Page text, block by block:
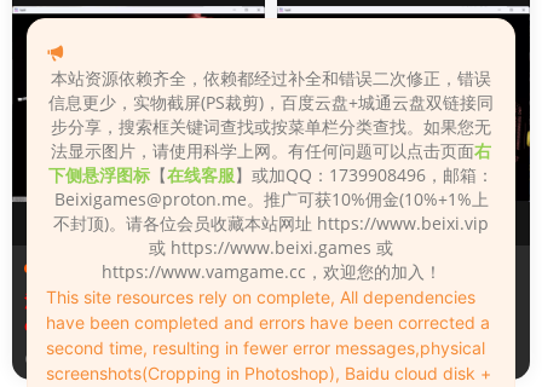
场景（Scenes）
汉化版Fall_Of_Dynasty_Silh
ouette_Play_Bug_Fixed_2&
《王朝陨落》剪影玩法修复版
4天前
场景（Scenes）
Fall_Of_Dynasty_Silhouette
_Play_Bug_Fixed_2
4天前
本站资源依赖齐全，依赖都经过补全和错误二次修正，错误
信息更少，实物截屏(PS裁剪)，百度云盘+城通云盘双链接同
步分享，搜索框关键词查找或按菜单栏分类查找。如果您无
法显示图片，请使用科学上网。有任何问题可以点击页面右
下侧悬浮图标 【在线客服】或加QQ：1739908496，邮箱：
Beixigames@proton.me。推广可获10%佣金(10%+1%上
不封顶)。请各位会员收藏本站网址 https://www.beixi.vip
或 https://www.beixi.games 或
https://www.vamgame.cc，欢迎您的加入！
This site resources rely on complete, All dependencies
have been completed and errors have been corrected a
second time, resulting in fewer error messages,physical
screenshots(Cropping in Photoshop), Baidu cloud disk +